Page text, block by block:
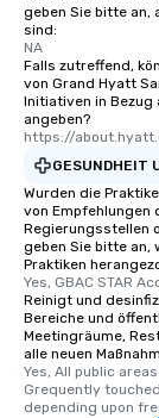
geben Sie bitte an,
sind:
NA
Falls zutreffend,
von Grand Hyatt
Initiativen in
angeben?
https://
GESUNDHEIT
Wurden die
von Empfehlungen
Regierungsstellen
geben Sie bitte an,
Praktiken
Yes, GBAC STAR
Reinigt und
Bereiche und
Meetingräume,
alle neuen
Yes, All public
Grequently
depending upon